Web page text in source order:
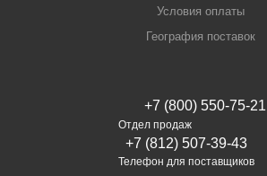
Условия оплаты
География поставок
+7 (800) 550-75-21
Отдел продаж
+7 (812) 507-39-43
Телефон для поставщиков